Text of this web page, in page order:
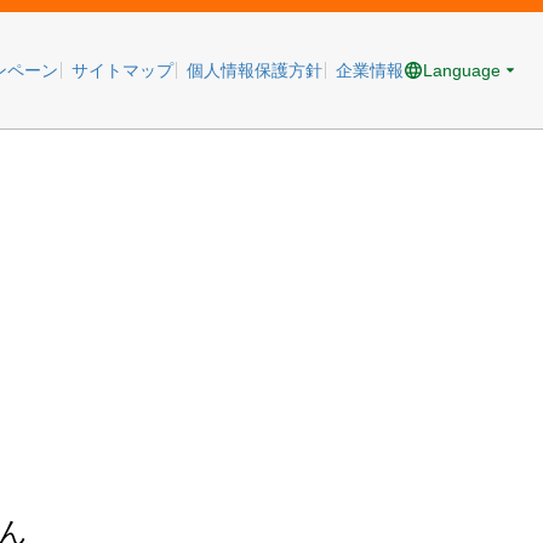
ペーン サイトマップ 個人情報保護方針 企業情報 Language